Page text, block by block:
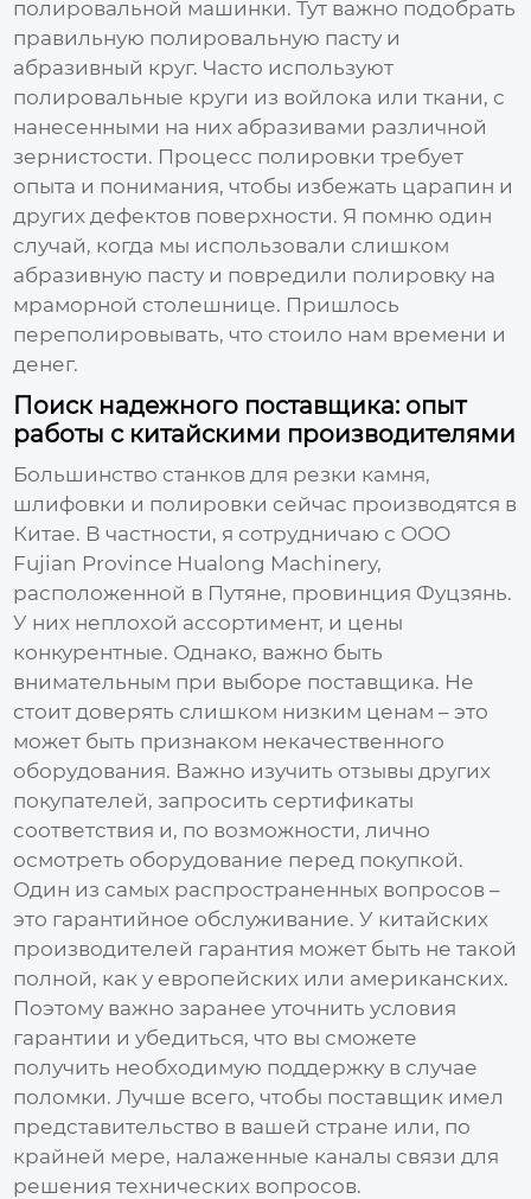
полировальной машинки. Тут важно подобрать
правильную полировальную пасту и
абразивный круг. Часто используют
полировальные круги из войлока или ткани, с
нанесенными на них абразивами различной
зернистости. Процесс полировки требует
опыта и понимания, чтобы избежать царапин и
других дефектов поверхности. Я помню один
случай, когда мы использовали слишком
абразивную пасту и повредили полировку на
мраморной столешнице. Пришлось
переполировывать, что стоило нам времени и
денег.
Поиск надежного поставщика: опыт
работы с китайскими производителями
Большинство станков для резки камня,
шлифовки и полировки сейчас производятся в
Китае. В частности, я сотрудничаю с ООО
Fujian Province Hualong Machinery,
расположенной в Путяне, провинция Фуцзянь.
У них неплохой ассортимент, и цены
конкурентные. Однако, важно быть
внимательным при выборе поставщика. Не
стоит доверять слишком низким ценам – это
может быть признаком некачественного
оборудования. Важно изучить отзывы других
покупателей, запросить сертификаты
соответствия и, по возможности, лично
осмотреть оборудование перед покупкой.
Один из самых распространенных вопросов –
это гарантийное обслуживание. У китайских
производителей гарантия может быть не такой
полной, как у европейских или американских.
Поэтому важно заранее уточнить условия
гарантии и убедиться, что вы сможете
получить необходимую поддержку в случае
поломки. Лучше всего, чтобы поставщик имел
представительство в вашей стране или, по
крайней мере, налаженные каналы связи для
решения технических вопросов.